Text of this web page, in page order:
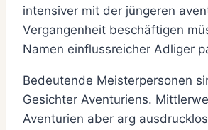
intensiver mit der jüngeren
Vergangenheit beschäftigen
Namen einflussreicher Adliger
Bedeutende Meisterpersonen
Gesichter Aventuriens.
Aventurien aber arg